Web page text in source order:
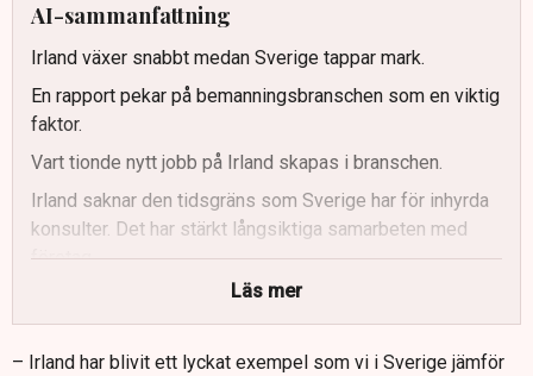
AI-sammanfattning
Irland växer snabbt medan Sverige tappar mark.
En rapport pekar på bemanningsbranschen som en viktig
faktor.
Vart tionde nytt jobb på Irland skapas i branschen.
Irland saknar den tidsgräns som Sverige har för inhyrda
konsulter. Det har stärkt långsiktiga samarbeten med
företag.
Sverige uppmanas dra lärdom av Irlands modell.
Läs mer
– Irland har blivit ett lyckat exempel som vi i Sverige jämför